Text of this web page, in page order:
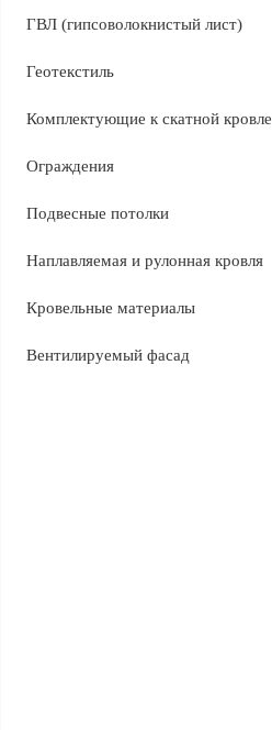
ГВЛ (гипсоволокнистый лист)
Геотекстиль
Комплектующие к скатной кровле
Ограждения
Подвесные потолки
Наплавляемая и рулонная кровля
Кровельные материалы
Вентилируемый фасад